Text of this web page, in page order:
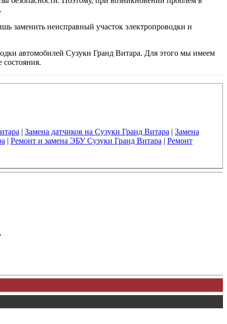
заменить неисправный участок электропроводки и
автомобилей Сузуки Гранд Витара. Для этого мы имеем
состояния.
| Замена датчиков на Сузуки Гранд Витара | Замена
| Ремонт и замена ЭБУ Сузуки Гранд Витара | Ремонт